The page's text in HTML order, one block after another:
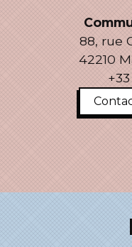
88, rue
42210